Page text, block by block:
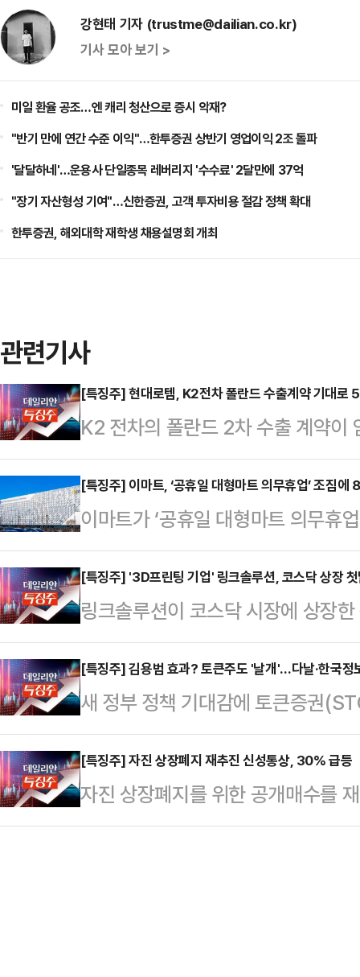
강현태 기자 (trustme@dailian.co.kr)
기사 모아 보기 >
미일 환율 공조…엔 캐리 청산으로 증시 악재?
"반기 만에 연간 수준 이익"…한투증권 상반기 영업이익 2조 돌파
'달달하네'…운용사 단일종목 레버리지 '수수료' 2달만에 37억
"장기 자산형성 기여"…신한증권, 고객 투자비용 절감 정책 확대
한투증권, 해외대학 재학생 채용설명회 개최
관련기사
[특징주] 현대로템, K2전차 폴란드 수출계약 기대로
K2 전차의 폴란드 2차 수출 계약이
가가 5%가 넘는 상승세를 보이고
32분 현대로템은 전장 대비
중 한 때 16만2500원을 가리키며
은 이달 하순 폴란드에 K2 전차
해졌다.
[특징주] 이마트, ‘공휴일 대형마트 의무휴업’ 조짐에
이마트가 ‘공휴일 대형마트 의무휴
넘게 내리고 있다.10일 한국거래
트는 전 거래일 대비 8.28%(7500
는 지난 정부에서 축소·폐지됐던 ‘
권이 재추진할 움직임을 보이자 투
어민주당 의원은 전일(9일) “대형
록 법안을 처리할 것”이라며 “일요
아니다”…
[특징주] '3D프린팅 기업' 링크솔루션, 코스닥 상장
링크솔루션이 코스닥 시장에 상장
있다.10일 한국거래소에 따르면 이
모가(2만3000원) 대비
고 있다. 장 초반에는 3만7600원
드(2만~2만3000원) 상단인 2만
참여 물량의 99%(가격 미제시 포
이후 지난달 27일부터 28일 진행
대1…
[특징주] 김용범 효과? 토큰주도 '날개'…다날·한국정
새 정부 정책 기대감에 토큰증권
보이고 있다. STO는 부동산, 미술
형 증권을 블록체인 기술을 활용한
으로 투자할 수 있게 하는 구조다.
분 코스닥 시장에서 다날은 전 거
[특징주] 자진 상장폐지 재추진 신성통상, 30% 급등
자진 상장폐지를 위한 공개매수를
초반 급등하고 있다한국거래소에